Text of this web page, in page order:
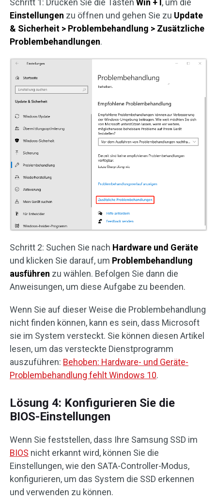
Schritt 1: Drücken Sie die Tasten Win + I , um die
Einstellungen zu öffnen und gehen Sie zu Update
& Sicherheit > Problembehandlung > Zusätzliche
Problembehandlungen.
Schritt 2: Suchen Sie nach Hardware und Geräte
und klicken Sie darauf, um Problembehandlung
ausführen zu wählen. Befolgen Sie dann die
Anweisungen, um diese Aufgabe zu beenden.
Wenn Sie auf dieser Weise die Problembehandlung
nicht finden können, kann es sein, dass Microsoft
sie im System versteckt. Sie können diesen Artikel
lesen, um das versteckte Dienstprogramm
auszuführen: Behoben: Hardware- und Geräte-
Problembehandlung fehlt Windows 10.
Lösung 4: Konfigurieren Sie die
BIOS-Einstellungen
Wenn Sie feststellen, dass Ihre Samsung SSD im
BIOS nicht erkannt wird, können Sie die
Einstellungen, wie den SATA-Controller-Modus,
konfigurieren, um das System die SSD erkennen
und verwenden zu können.